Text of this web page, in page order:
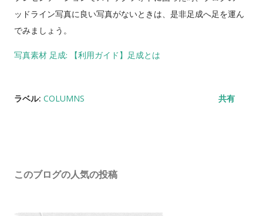
ッドライン写真に良い写真がないときは、是非足成へ足を運ん
でみましょう。
写真素材 足成: 【利用ガイド】足成とは
ラベル: COLUMNS 共有
このブログの人気の投稿